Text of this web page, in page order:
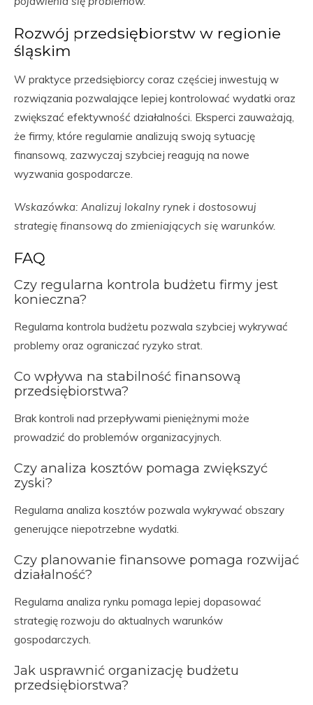
Rozwój przedsiębiorstw w regionie
śląskim
W praktyce przedsiębiorcy coraz częściej inwestują w
rozwiązania pozwalające lepiej kontrolować wydatki oraz
zwiększać efektywność działalności. Eksperci zauważają,
że firmy, które regularnie analizują swoją sytuację
finansową, zazwyczaj szybciej reagują na nowe
wyzwania gospodarcze.
Wskazówka: Analizuj lokalny rynek i dostosowuj
strategię finansową do zmieniających się warunków.
FAQ
Czy regularna kontrola budżetu firmy jest
konieczna?
Regularna kontrola budżetu pozwala szybciej wykrywać
problemy oraz ograniczać ryzyko strat.
Co wpływa na stabilność finansową
przedsiębiorstwa?
Brak kontroli nad przepływami pieniężnymi może
prowadzić do problemów organizacyjnych.
Czy analiza kosztów pomaga zwiększyć
zyski?
Regularna analiza kosztów pozwala wykrywać obszary
generujące niepotrzebne wydatki.
Czy planowanie finansowe pomaga rozwijać
działalność?
Regularna analiza rynku pomaga lepiej dopasować
strategię rozwoju do aktualnych warunków
gospodarczych.
Jak usprawnić organizację budżetu
przedsiębiorstwa?